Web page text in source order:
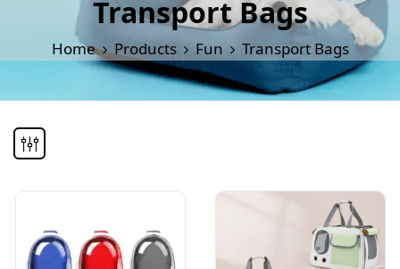
Transport Bags
Home Products Fun Transport Bags